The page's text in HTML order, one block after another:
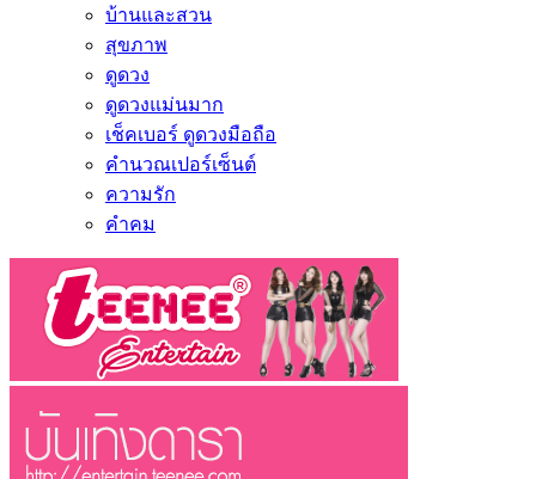
บ้านและสวน
สุขภาพ
ดูดวง
ดูดวงแม่นมาก
เช็คเบอร์ ดูดวงมือถือ
คำนวณเปอร์เซ็นต์
ความรัก
คำคม